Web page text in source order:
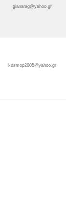
gianarag@yahoo.gr
kosmop2005@yahoo.gr